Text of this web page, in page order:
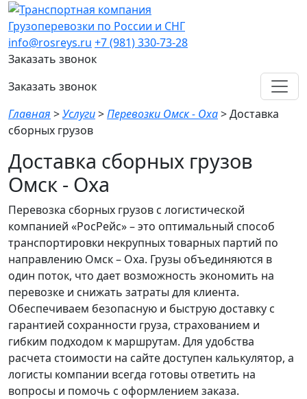
Грузоперевозки по России и СНГ
info@rosreys.ru +7 (981) 330-73-28
Заказать звонок
Заказать звонок
Главная >Услуги>Перевозки Омск - Оха>Доставка
сборных грузов
Доставка сборных грузов
Омск - Оха
Перевозка сборных грузов с логистической
компанией «РосРейс» – это оптимальный способ
транспортировки некрупных товарных партий по
направлению Омск – Оха. Грузы объединяются в
один поток, что дает возможность экономить на
перевозке и снижать затраты для клиента.
Обеспечиваем безопасную и быструю доставку с
гарантией сохранности груза, страхованием и
гибким подходом к маршрутам. Для удобства
расчета стоимости на сайте доступен калькулятор, а
логисты компании всегда готовы ответить на
вопросы и помочь с оформлением заказа.